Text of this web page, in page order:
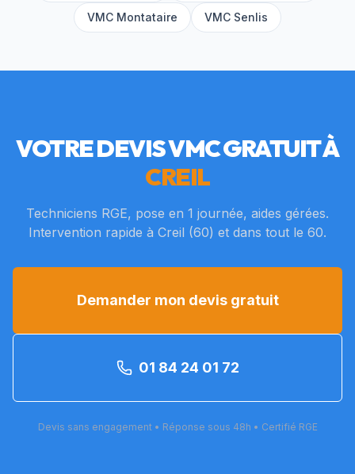
VMC Montataire VMC Senlis
VOTRE DEVIS VMC GRATUIT À
CREIL
Techniciens RGE, pose en 1 journée, aides gérées.
Intervention rapide à Creil (60) et dans tout le 60.
Demander mon devis gratuit
01 84 24 01 72
Devis sans engagement • Réponse sous 48h • Certifié RGE